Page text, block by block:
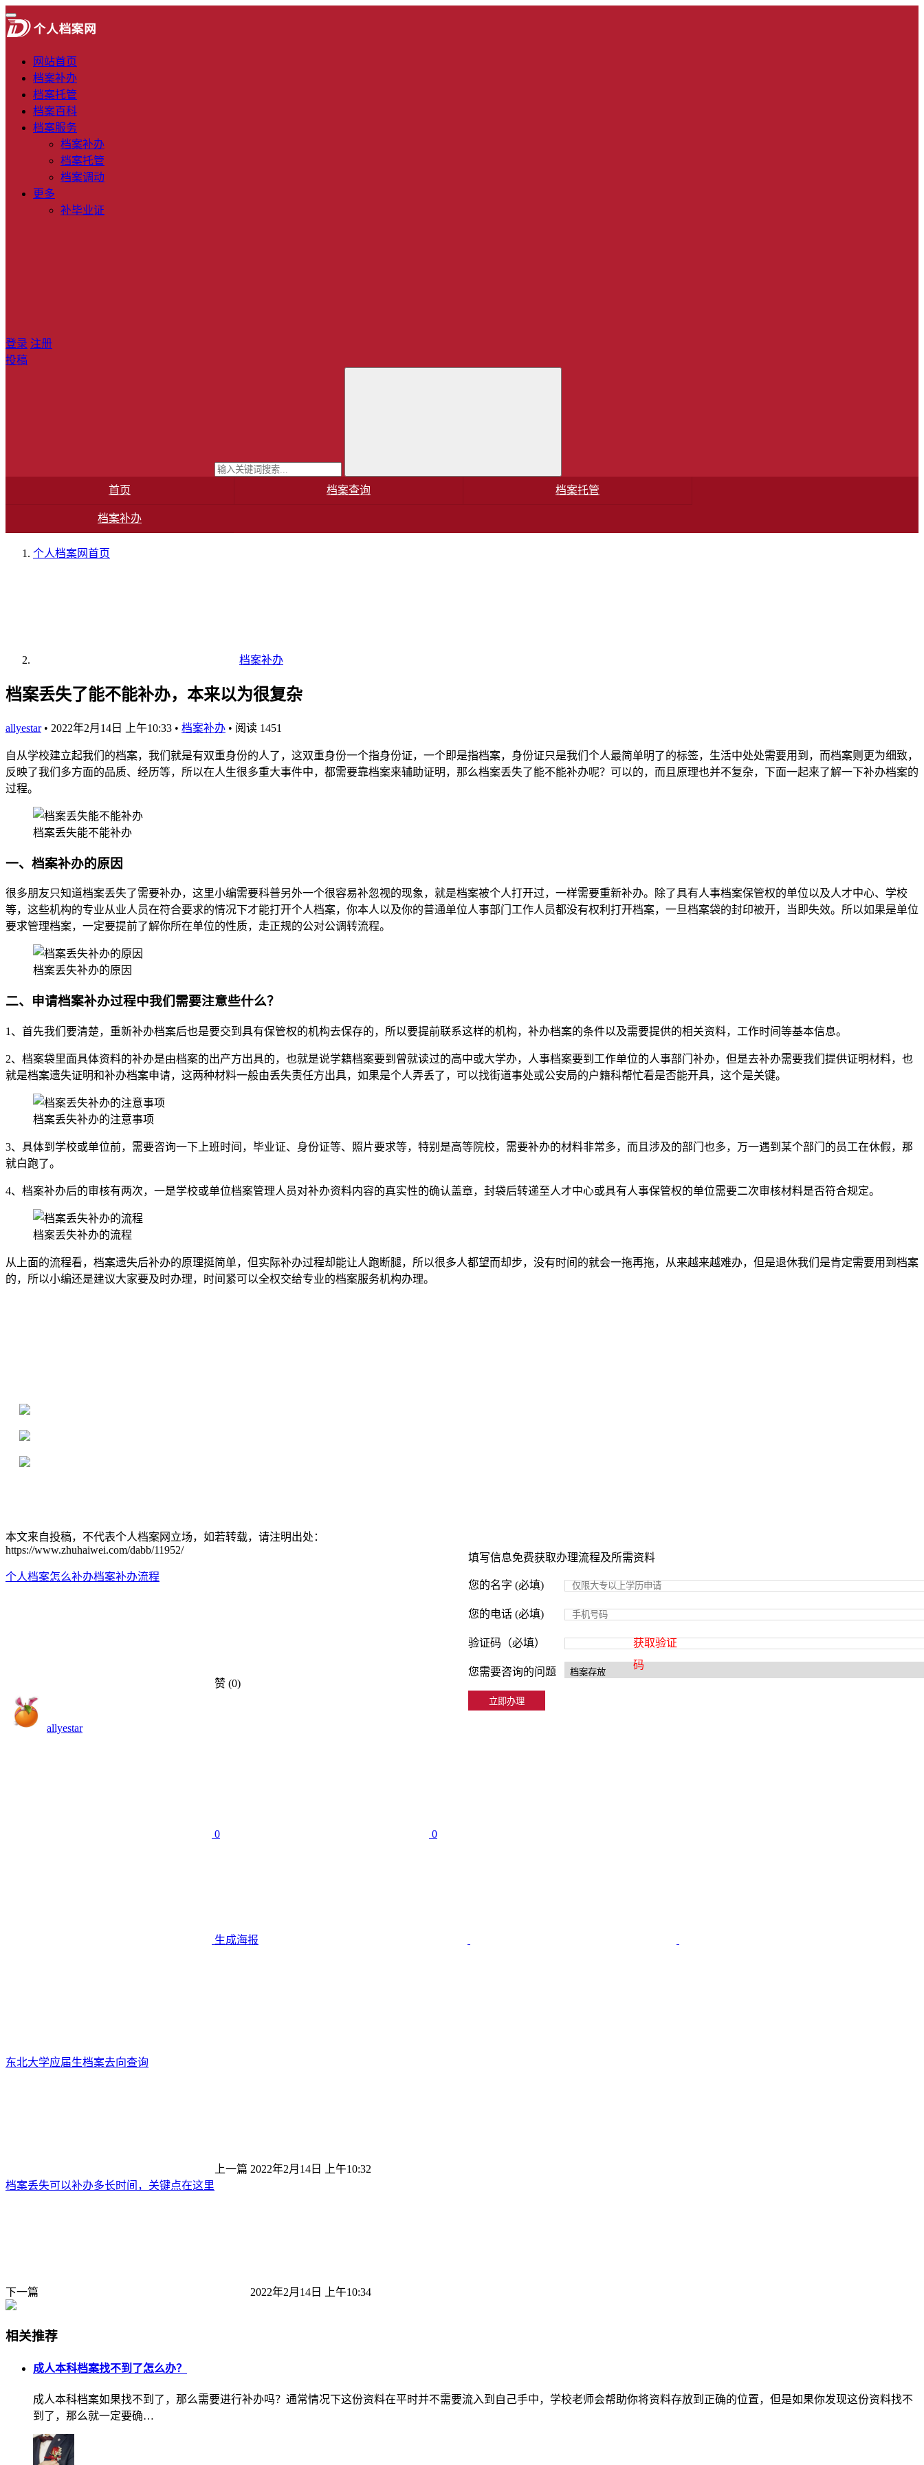
网站首页
档案补办
档案托管
档案百科
档案服务
档案补办
档案托管
档案调动
更多
补毕业证
登录 注册
投稿
首页 档案查询 档案托管
档案补办
个人档案网首页
档案补办
档案丢失了能不能补办，本来以为很复杂
allyestar • 2022年2月14日 上午10:33 • 档案补办 • 阅读 1451
自从学校建立起我们的档案，我们就是有双重身份的人了，这双重身份一个指身份证，一个即是指档案，身份证只是我们个人最简单明了的标签，生活中处处需要用到，而档案则更为细致，
反映了我们多方面的品质、经历等，所以在人生很多重大事件中，都需要靠档案来辅助证明，那么档案丢失了能不能补办呢？可以的，而且原理也并不复杂，下面一起来了解一下补办档案的
过程。
档案丢失能不能补办
一、档案补办的原因
很多朋友只知道档案丢失了需要补办，这里小编需要科普另外一个很容易补忽视的现象，就是档案被个人打开过，一样需要重新补办。除了具有人事档案保管权的单位以及人才中心、学校
等，这些机构的专业从业人员在符合要求的情况下才能打开个人档案，你本人以及你的普通单位人事部门工作人员都没有权利打开档案，一旦档案袋的封印被开，当即失效。所以如果是单位
要求管理档案，一定要提前了解你所在单位的性质，走正规的公对公调转流程。
档案丢失补办的原因
二、申请档案补办过程中我们需要注意些什么？
1、首先我们要清楚，重新补办档案后也是要交到具有保管权的机构去保存的，所以要提前联系这样的机构，补办档案的条件以及需要提供的相关资料，工作时间等基本信息。
2、档案袋里面具体资料的补办是由档案的出产方出具的，也就是说学籍档案要到曾就读过的高中或大学办，人事档案要到工作单位的人事部门补办，但是去补办需要我们提供证明材料，也
就是档案遗失证明和补办档案申请，这两种材料一般由丢失责任方出具，如果是个人弄丢了，可以找街道事处或公安局的户籍科帮忙看是否能开具，这个是关键。
档案丢失补办的注意事项
3、具体到学校或单位前，需要咨询一下上班时间，毕业证、身份证等、照片要求等，特别是高等院校，需要补办的材料非常多，而且涉及的部门也多，万一遇到某个部门的员工在休假，那
就白跑了。
4、档案补办后的审核有两次，一是学校或单位档案管理人员对补办资料内容的真实性的确认盖章，封袋后转递至人才中心或具有人事保管权的单位需要二次审核材料是否符合规定。
档案丢失补办的流程
从上面的流程看，档案遗失后补办的原理挺简单，但实际补办过程却能让人跑断腿，所以很多人都望而却步，没有时间的就会一拖再拖，从来越来越难办，但是退休我们是肯定需要用到档案
的，所以小编还是建议大家要及时办理，时间紧可以全权交给专业的档案服务机构办理。
填写信息免费获取办理流程及所需资料
您的名字 (必填)
您的电话 (必填)
验证码（必填）
获取验证
码
您需要咨询的问题
本文来自投稿，不代表个人档案网立场，如若转载，请注明出处：
https://www.zhuhaiwei.com/dabb/11952/
个人档案怎么补办档案补办流程
赞 (0)
allyestar
0 0
生成海报
东北大学应届生档案去向查询
上一篇 2022年2月14日 上午10:32
档案丢失可以补办多长时间，关键点在这里
下一篇 2022年2月14日 上午10:34
相关推荐
成人本科档案找不到了怎么办？
成人本科档案如果找不到了，那么需要进行补办吗？通常情况下这份资料在平时并不需要流入到自己手中，学校老师会帮助你将资料存放到正确的位置，但是如果你发现这份资料找不
到了，那么就一定要确…